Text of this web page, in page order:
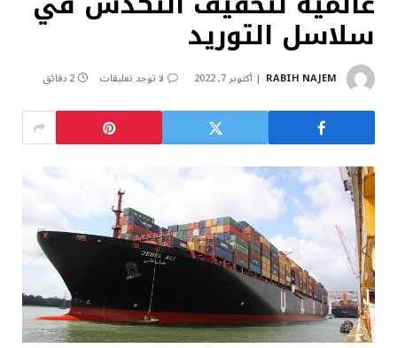
سلاسل التوريد
RABIH NAJEM أكتوبر 7, 2022 لا توجد تعليقات 2 دقائق